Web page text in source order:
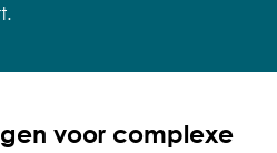
voor complexe